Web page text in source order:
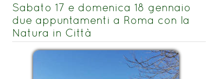
Sabato 17 e domenica 18 gennaio
due appuntamenti a Roma con la
Natura in Città